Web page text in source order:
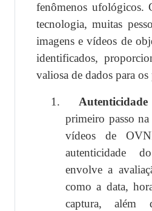
fenômenos ufológicos.
tecnologia, muitas
imagens e vídeos de
identificados,
valiosa de dados para os
1.
primeiro passo
vídeos de
autenticidade
envolve a
como a data,
captura, além